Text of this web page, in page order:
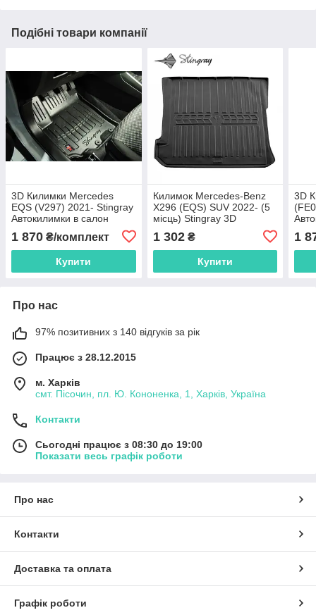
Подібні товари компанії
3D Килимки Mercedes
EQS (V297) 2021- Stingray
Автокилимки в салон
1 870 ₴/комплект
Купити
Килимок Mercedes-Benz
X296 (EQS) SUV 2022- (5
місць) Stingray 3D
Автомобільний килимок у
багажник
1 302₴
Купити
3D
1
Про нас
97% позитивних з 140 відгуків за рік
Працює з 28.12.2015
м. Харків
смт. Пісочин, пл. Ю. Кононенка, 1, Харків, Україна
Контакти
Сьогодні працює з 08:30 до 19:00
Показати весь графік роботи
Про нас
Контакти
Доставка та оплата
Графік роботи